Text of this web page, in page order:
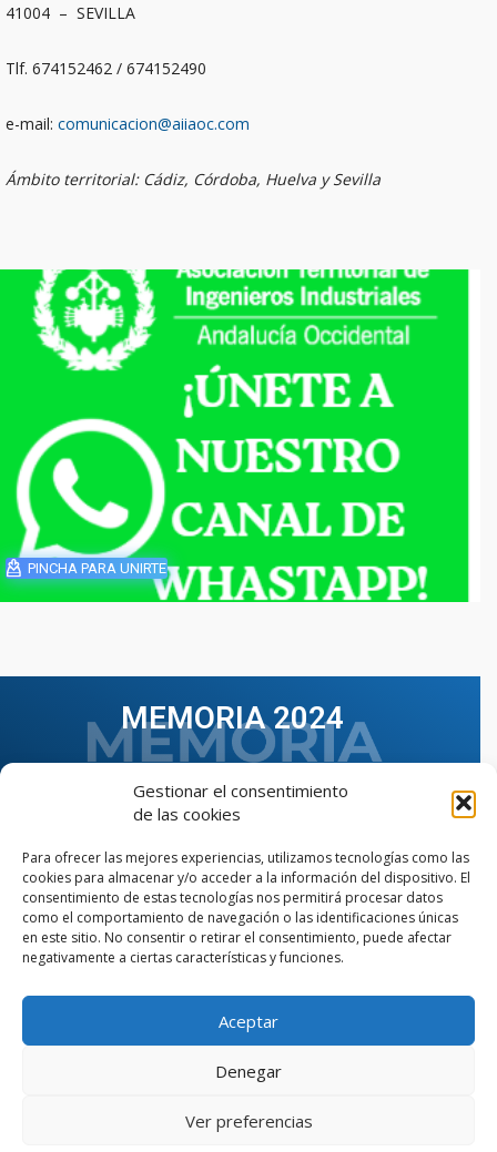
Gestionar el consentimiento
de las cookies
Para ofrecer las mejores experiencias, utilizamos tecnologías como las
cookies para almacenar y/o acceder a la información del dispositivo. El
consentimiento de estas tecnologías nos permitirá procesar datos
como el comportamiento de navegación o las identificaciones únicas
en este sitio. No consentir o retirar el consentimiento, puede afectar
negativamente a ciertas características y funciones.
Aceptar
Denegar
Ver preferencias
41004 – SEVILLA
Tlf. 674152462 / 674152490
e-mail: comunicacion@aiiaoc.com
Ámbito territorial: Cádiz, Córdoba, Huelva y Sevilla
PINCHA PARA UNIRTE
MEMORIA 2024
VER TODAS LAS MEMORIAS
© Copyright © 2023 AIIAOC - Asociación Territorial de
Ingenieros Industriales de Andalucía Occidental. Página